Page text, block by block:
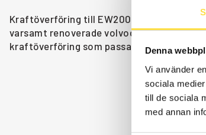
Denna
Vi använder
sociala
till de sociala
med annan
Kraftöverföring till EW200B grävmaskin
varsamt renoverade volvodelar både
kraftöverföring som passar till Volvo